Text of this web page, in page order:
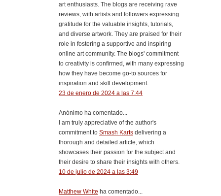
art enthusiasts. The blogs are receiving rave
reviews, with artists and followers expressing
gratitude for the valuable insights, tutorials,
and diverse artwork. They are praised for their
role in fostering a supportive and inspiring
online art community. The blogs' commitment
to creativity is confirmed, with many expressing
how they have become go-to sources for
inspiration and skill development.
23 de enero de 2024 a las 7:44
Anónimo ha comentado...
I am truly appreciative of the author's
commitment to Smash Karts delivering a
thorough and detailed article, which
showcases their passion for the subject and
their desire to share their insights with others.
10 de julio de 2024 a las 3:49
Matthew White ha comentado...